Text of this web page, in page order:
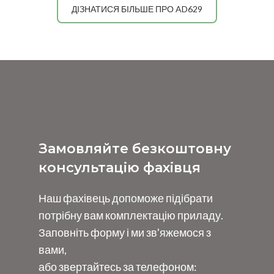
ДІЗНАТИСЯ БІЛЬШЕ ПРО AD629
Замовляйте безкоштовну
консультацію фахівця
Наш фахівець допоможе підібрати
потрібну вам комплектацію приладу.
Заповніть форму і ми зв'яжемося з
вами,
або звертайтесь за телефоном: